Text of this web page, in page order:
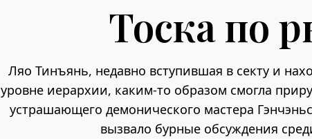
Тоска по
Ляо Тинъянь, недавно вступившая в секту и
уровне иерархии, каким-то образом смогла
устрашающего демонического мастера
вызвало бурные обсуждения